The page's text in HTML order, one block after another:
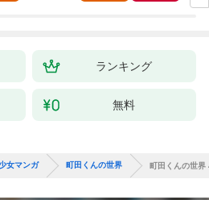
ランキング
無料
女マンガ 町田くんの世界 町田くんの世界